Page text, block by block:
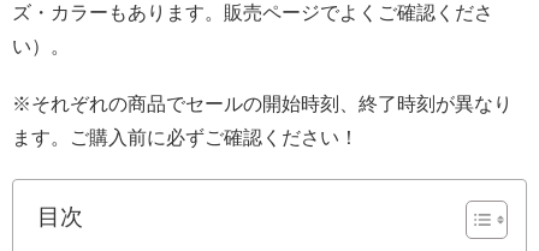
ズ・カラーもあります。販売ページでよくご確認くださ
い）。
※それぞれの商品でセールの開始時刻、終了時刻が異なり
ます。ご購入前に必ずご確認ください！
目次